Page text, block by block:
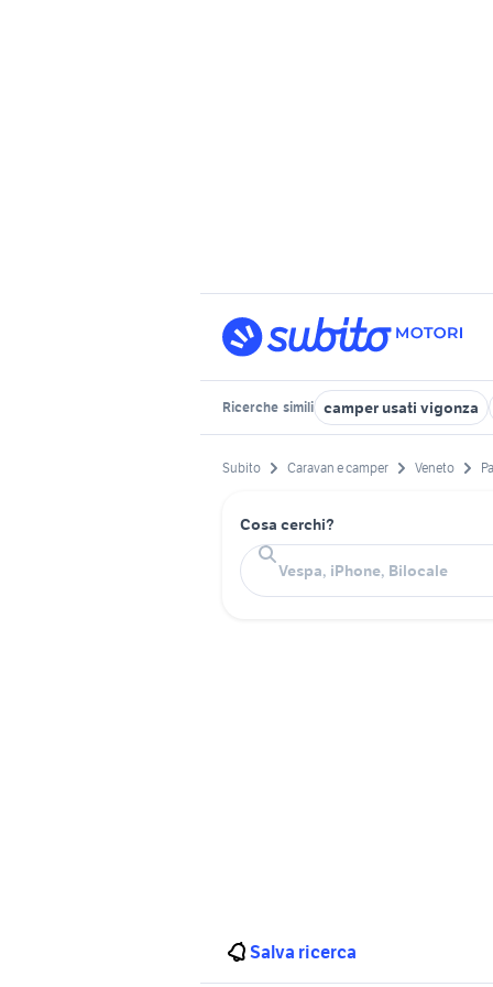
Ricerche simili camper usati vigonza
Subito Caravan e camper Veneto
Cosa cerchi?
Salva ricerca